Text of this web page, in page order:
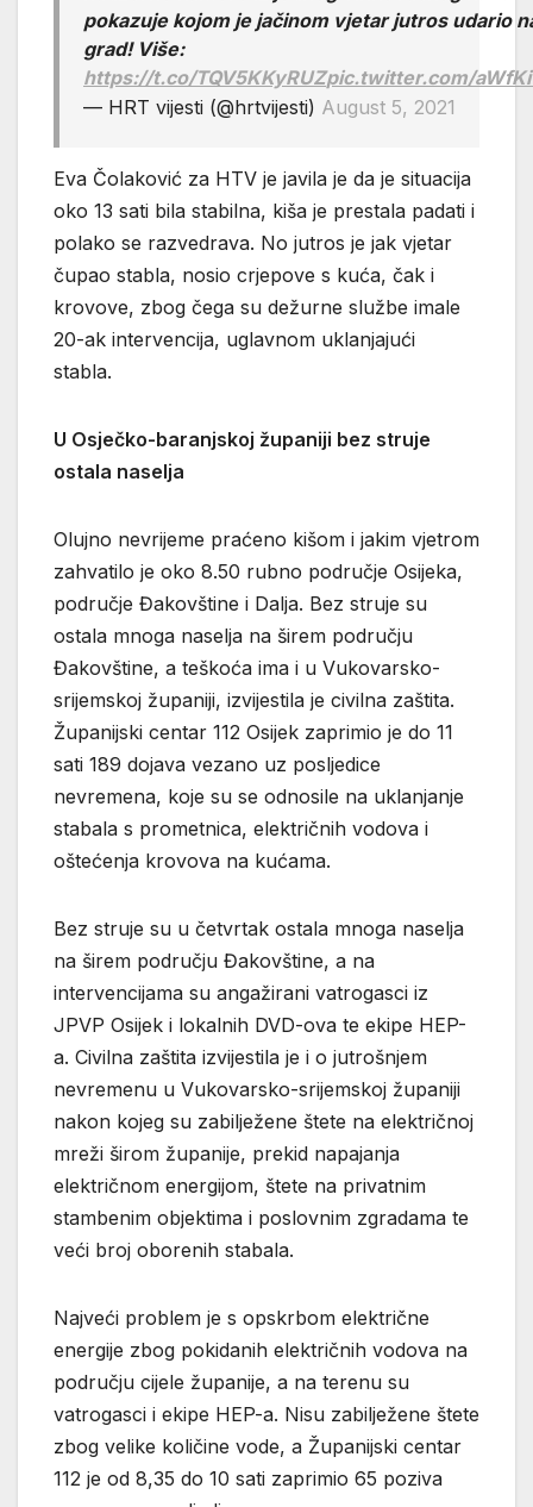
pokazuje kojom je jačinom vjetar jutros udario
grad! Više:
https://t.co/TQV5KKyRUZpic.twitter.com/
— HRT vijesti (@hrtvijesti) August 5, 2021
Eva Čolaković za HTV je javila je da je situacija
oko 13 sati bila stabilna, kiša je prestala padati i
polako se razvedrava. No jutros je jak vjetar
čupao stabla, nosio crjepove s kuća, čak i
krovove, zbog čega su dežurne službe imale
20-ak intervencija, uglavnom uklanjajući
stabla.
U Osječko-baranjskoj županiji bez struje
ostala naselja
Olujno nevrijeme praćeno kišom i jakim vjetrom
zahvatilo je oko 8.50 rubno područje Osijeka,
područje Đakovštine i Dalja. Bez struje su
ostala mnoga naselja na širem području
Đakovštine, a teškoća ima i u Vukovarsko-
srijemskoj županiji, izvijestila je civilna zaštita.
Županijski centar 112 Osijek zaprimio je do 11
sati 189 dojava vezano uz posljedice
nevremena, koje su se odnosile na uklanjanje
stabala s prometnica, električnih vodova i
oštećenja krovova na kućama.
Bez struje su u četvrtak ostala mnoga naselja
na širem području Đakovštine, a na
intervencijama su angažirani vatrogasci iz
JPVP Osijek i lokalnih DVD-ova te ekipe HEP-
a. Civilna zaštita izvijestila je i o jutrošnjem
nevremenu u Vukovarsko-srijemskoj županiji
nakon kojeg su zabilježene štete na električnoj
mreži širom županije, prekid napajanja
električnom energijom, štete na privatnim
stambenim objektima i poslovnim zgradama te
veći broj oborenih stabala.
Najveći problem je s opskrbom električne
energije zbog pokidanih električnih vodova na
području cijele županije, a na terenu su
vatrogasci i ekipe HEP-a. Nisu zabilježene štete
zbog velike količine vode, a Županijski centar
112 je od 8,35 do 10 sati zaprimio 65 poziva